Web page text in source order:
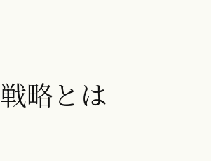
略とは